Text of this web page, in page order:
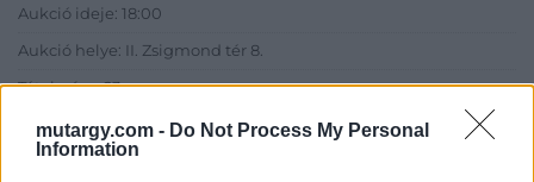
mutargy.com - Do Not Process My Personal
Information
Aukció ideje: 18:00
Aukció helye: II. Zsigmond tér 8.
Tételszám: 23
Eladó adatai